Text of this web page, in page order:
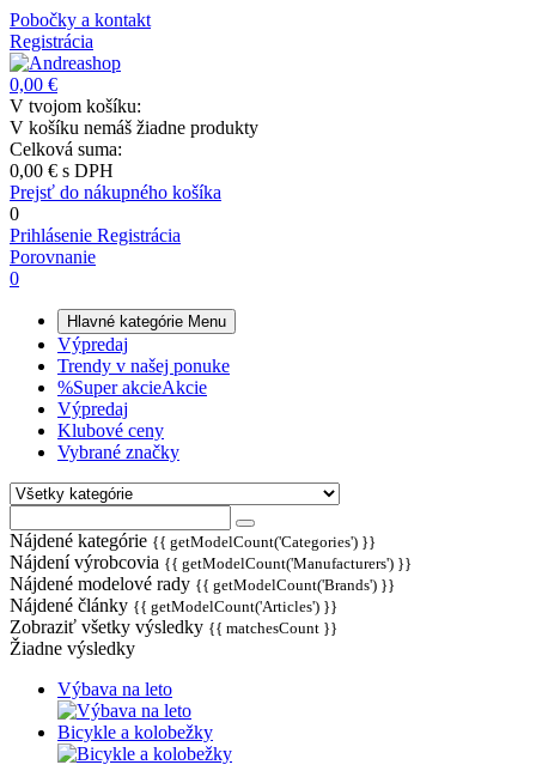
Pobočky a kontakt
Registrácia
0,00 €
V tvojom košíku:
V košíku nemáš žiadne produkty
Celková suma:
0,00 € s DPH
Prejsť do nákupného košíka
0
Prihlásenie Registrácia
Porovnanie
0
Hlavné kategórie Menu
Výpredaj
Trendy v našej ponuke
%Super akcieAkcie
Výpredaj
Klubové ceny
Vybrané značky
Nájdené kategórie {{ getModelCount('Categories') }}
Nájdení výrobcovia {{ getModelCount('Manufacturers') }}
Nájdené modelové rady {{ getModelCount('Brands') }}
Nájdené články {{ getModelCount('Articles') }}
Zobraziť všetky výsledky {{ matchesCount }}
Žiadne výsledky
Výbava na leto
Bicykle a kolobežky